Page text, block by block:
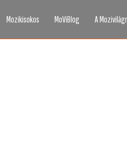
Mozikisokos MoViBlog A